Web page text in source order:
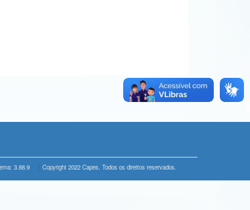
3.88.9 Copyright 2022 Capes. Todos os direitos reservados.